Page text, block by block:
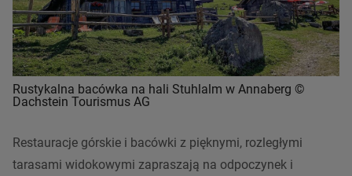
Rustykalna bacówka na hali Stuhlalm w Annaberg ©
Dachstein Tourismus AG
Restauracje górskie i bacówki z pięknymi, rozległymi
tarasami widokowymi zapraszają na odpoczynek i